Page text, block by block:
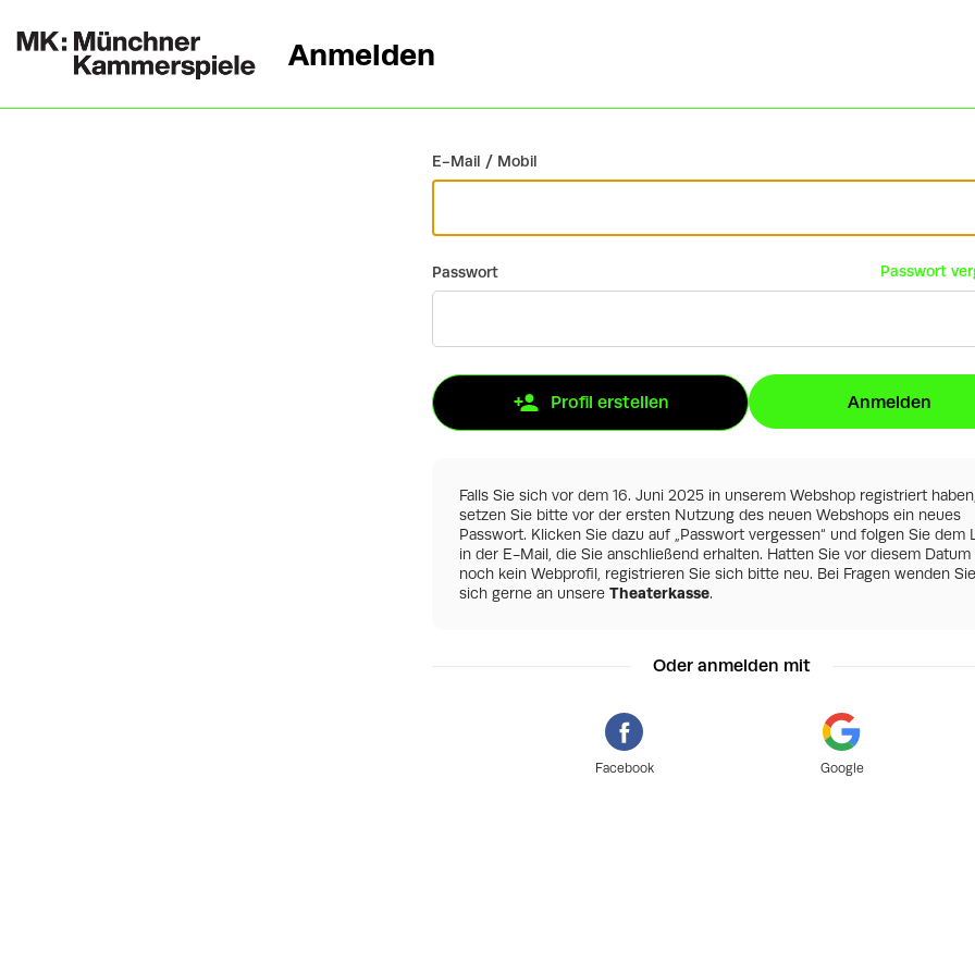
Zurück
Anmelden
E-Mail / Mobil
Passwort Passwort
Profil erstellen Anmelden
Falls Sie sich vor dem 16. Juni 2025 in unserem Webshop registriert haben,
setzen Sie bitte vor der ersten Nutzung des neuen Webshops ein neues
Passwort. Klicken Sie dazu auf „Passwort vergessen“ und folgen Sie dem
in der E-Mail, die Sie anschließend erhalten. Hatten Sie vor diesem Datum
noch kein Webprofil, registrieren Sie sich bitte neu. Bei Fragen wenden Sie
sich gerne an unsere Theaterkasse.
Oder anmelden mit
Facebook Google